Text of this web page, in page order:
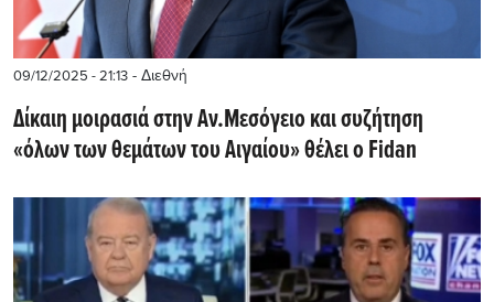
09/12/2025 - 21:13 - Διεθνή
Δίκαιη μοιρασιά στην Αν.Μεσόγειο και συζήτηση
«όλων των θεμάτων του Αιγαίου» θέλει ο Fidan